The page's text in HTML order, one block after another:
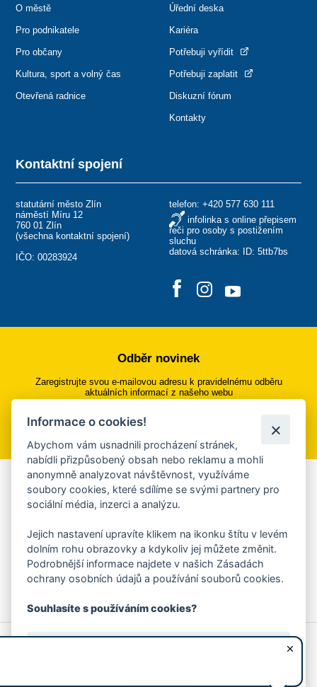
Kontaktní spojení
statutární město Zlín
náměstí Míru 12
760 01 Zlín
(všechna kontaktní spojení)
IČO: 00283924
telefon: +420 577 630 111
infolinka s online přepisem
řeči pro osoby s postižením
sluchu
datová schránka: ID: 5ttb7bs
O městě
Pro podnikatele
Pro občany
Kultura, sport a volný čas
Otevřená radnice
Úřední deska
Kariéra
Potřebuji vyřídit
Potřebuji zaplatit
Diskuzní fórum
Kontakty
Odběr novinek
Zaregistrujte svou e-mailovou adresu k pravidelnému odběru
aktuálních informací z našeho webu
Přihlásit se k odběru
Aplikace Mobilní rozhlas
Chcete dostávat do svého mobilu či mailu upozornění na
ankety, pozvánky na kulturní a sportovní akce?
Více informací o aplikaci
© 2026 Magistrát města Zlína
Prohlášení o používání cookies
Informace o cookies!
Abychom vám usnadnili procházení stránek,
nabídli přizpůsobený obsah nebo reklamu a mohli
anonymně analyzovat návštěvnost, využíváme
soubory cookies, které sdílíme se svými partnery pro
sociální média, inzerci a analýzu.
Jejich nastavení upravíte klikem na ikonku štítu v levém
dolním rohu obrazovky a kdykoliv jej můžete změnit.
Podrobnější informace najdete v našich Zásadách
ochrany osobních údajů a používání souborů cookies.
Souhlasíte s používáním cookies?